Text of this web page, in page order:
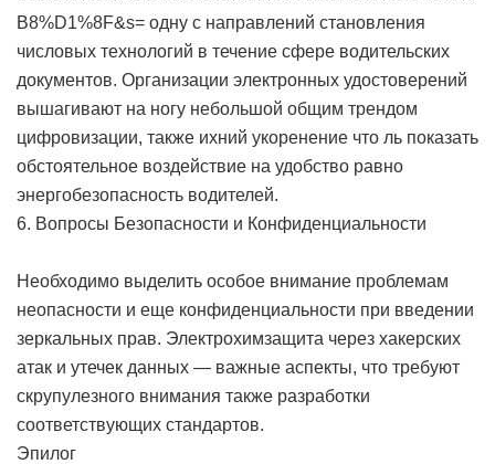
B8%D1%8F&s= одну с направлений становления
числовых технологий в течение сфере водительских
документов. Организации электронных удостоверений
вышагивают на ногу небольшой общим трендом
цифровизации, также ихний укоренение что ль показать
обстоятельное воздействие на удобство равно
энергобезопасность водителей.
6. Вопросы Безопасности и Конфиденциальности
Необходимо выделить особое внимание проблемам
неопасности и еще конфиденциальности при введении
зеркальных прав. Электрохимзащита через хакерских
атак и утечек данных — важные аспекты, что требуют
скрупулезного внимания также разработки
соответствующих стандартов.
Эпилог